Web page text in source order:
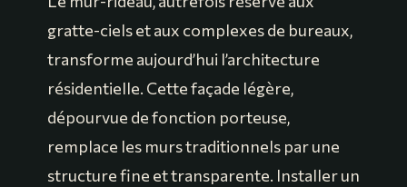
gratte-ciels et aux complexes de bureaux,
transforme aujourd’hui l’architecture
résidentielle. Cette façade légère,
dépourvue de fonction porteuse,
remplace les murs traditionnels par une
structure fine et transparente. Installer un